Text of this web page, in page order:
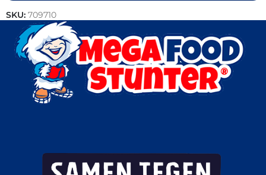
SKU: 709710
Categorieën:Vlees